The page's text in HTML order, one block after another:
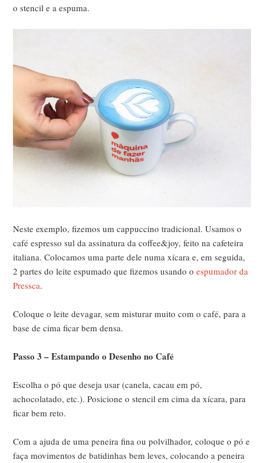
o stencil e a espuma.
Neste exemplo, fizemos um cappuccino tradicional. Usamos o
café espresso sul da assinatura da coffee&joy, feito na cafeteira
italiana. Colocamos uma parte dele numa xícara e, em seguida,
2 partes do leite espumado que fizemos usando oespumador da
Pressca.
Coloque o leite devagar, sem misturar muito com o café, para a
base de cima ficar bem densa.
Passo 3 – Estampando o Desenho no Café
Escolha o pó que deseja usar (canela, cacau em pó,
achocolatado, etc.). Posicione o stencil em cima da xícara, para
ficar bem reto.
Com a ajuda de uma peneira fina ou polvilhador, coloque o pó e
faça movimentos de batidinhas bem leves, colocando a peneira